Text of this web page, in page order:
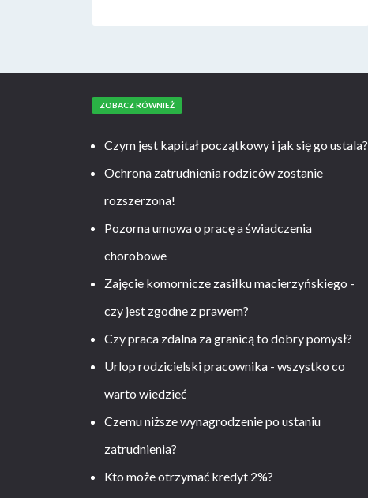
ZOBACZ RÓWNIEŻ
Czym jest kapitał początkowy i jak się go ustala?
Ochrona zatrudnienia rodziców zostanie
rozszerzona!
Pozorna umowa o pracę a świadczenia
chorobowe
Zajęcie komornicze zasiłku macierzyńskiego -
czy jest zgodne z prawem?
Czy praca zdalna za granicą to dobry pomysł?
Urlop rodzicielski pracownika - wszystko co
warto wiedzieć
Czemu niższe wynagrodzenie po ustaniu
zatrudnienia?
Kto może otrzymać kredyt 2%?